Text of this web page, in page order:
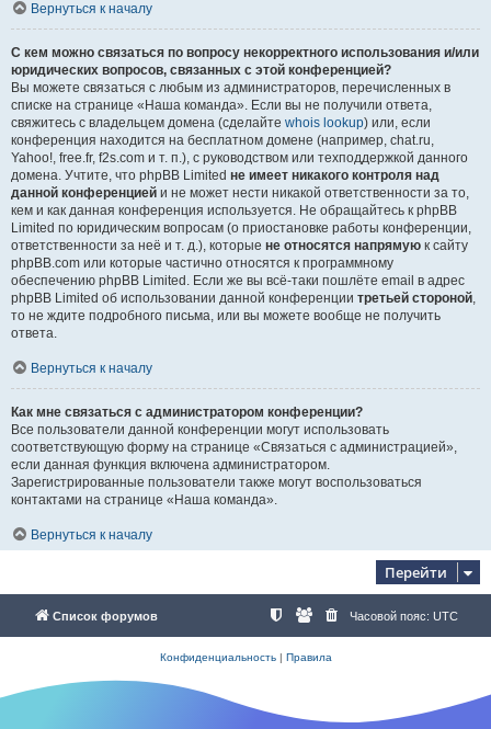
Вернуться к началу
С кем можно связаться по вопросу некорректного использования и/или
юридических вопросов, связанных с этой конференцией?
Вы можете связаться с любым из администраторов, перечисленных в
списке на странице «Наша команда». Если вы не получили ответа,
свяжитесь с владельцем домена (сделайте whois lookup) или, если
конференция находится на бесплатном домене (например, chat.ru,
Yahoo!, free.fr, f2s.com и т. п.), с руководством или техподдержкой данного
домена. Учтите, что phpBB Limited не имеет никакого контроля над
данной конференцией и не может нести никакой ответственности за то,
кем и как данная конференция используется. Не обращайтесь к phpBB
Limited по юридическим вопросам (о приостановке работы конференции,
ответственности за неё и т. д.), которые не относятся напрямую к сайту
phpBB.com или которые частично относятся к программному
обеспечению phpBB Limited. Если же вы всё-таки пошлёте email в адрес
phpBB Limited об использовании данной конференции третьей стороной,
то не ждите подробного письма, или вы можете вообще не получить
ответа.
Вернуться к началу
Как мне связаться с администратором конференции?
Все пользователи данной конференции могут использовать
соответствующую форму на странице «Связаться с администрацией»,
если данная функция включена администратором.
Зарегистрированные пользователи также могут воспользоваться
контактами на странице «Наша команда».
Вернуться к началу
Перейти
Список форумов Часовой пояс: UTC
Конфиденциальность| Правила